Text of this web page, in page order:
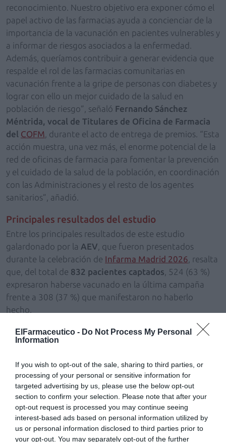
ElFarmaceutico - Do Not Process My Personal
Information
If you wish to opt-out of the sale, sharing to third parties, or
processing of your personal or sensitive information for
targeted advertising by us, please use the below opt-out
section to confirm your selection. Please note that after your
opt-out request is processed you may continue seeing
interest-based ads based on personal information utilized by
us or personal information disclosed to third parties prior to
your opt-out. You may separately opt-out of the further
reconocimiento. Nuestro objetivo era exponer cómo el
papel activo de las farmacias ayuda a concienciar de la
importancia de la vacunación en pacientes vulnerables y
a informar de riesgos asociados a la enfermedad.
Además, queríamos contribuir a generar evidencia que
respalde el rol de las farmacias comunitarias en
vacunación frente a la gripe de personas con diabetes y
lograr con ello un mejor cuidado de la salud en
población de riesgo”, señaló Fernando Sánchez
Méntrida, vocal de Titulares de Oficina de Farmacia
del COFM , durante el acto de entrega de premios. “Esta
acción muestra, una vez más, el enorme potencial de la
red de oficinas de farmacia para fomentar la prevención
y el cuidado de la salud de la población, en coordinación
con las Administraciones y el resto de los agentes
sanitarios”, añadió.
Principales resultados del estudio
Entre los principales resultados de este estudio
galardonado por la AEV , que fueron presentados
durante la celebración de Infarma Madrid 2026 , resalta
que, del total de 832 pacientes captados , 524 (63 %)
expresaron haberse vacunado en la última campaña
frente a 308 (37 %) que manifestaron no haberlo
hecho.
En el rango de población de menos de 65 años, el dato
de pacientes no vacunados en la anterior campaña
que supone un52,5 % .
También es reseñable que, del total de pacientes
captados,576 (69 %)presentaron alguna comorbilidad
(hipertensión arterial, enfermedad cardiaca, asma,
enfermedad pulmonar obstructiva crónica…). De estos